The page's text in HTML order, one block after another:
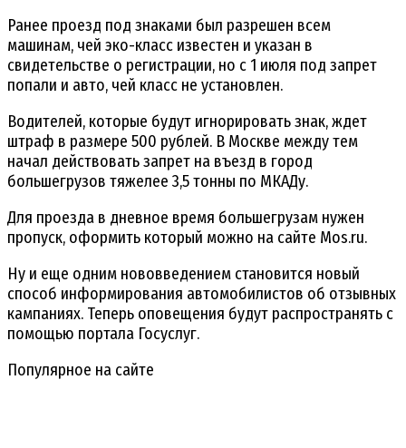
Ранее проезд под знаками был разрешен всем
машинам, чей эко-класс известен и указан в
свидетельстве о регистрации, но с 1 июля под запрет
попали и авто, чей класс не установлен.
Водителей, которые будут игнорировать знак, ждет
штраф в размере 500 рублей. В Москве между тем
начал действовать запрет на въезд в город
большегрузов тяжелее 3,5 тонны по МКАДу.
Для проезда в дневное время большегрузам нужен
пропуск, оформить который можно на сайте Mos.ru.
Ну и еще одним нововведением становится новый
способ информирования автомобилистов об отзывных
кампаниях. Теперь оповещения будут распространять с
помощью портала Госуслуг.
Популярное на сайте